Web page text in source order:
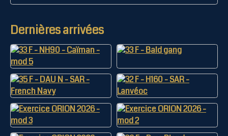
Dernières arrivées